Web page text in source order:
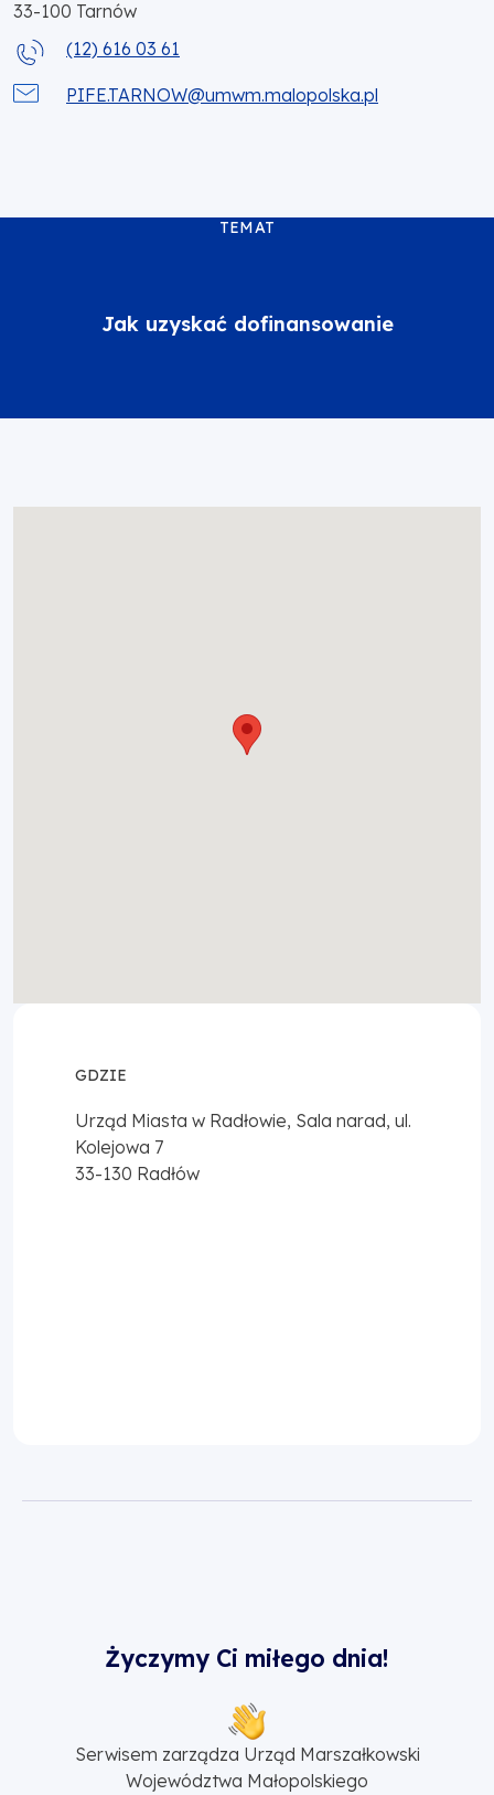
33-100 Tarnów
(12) 616 03 61
PIFE.TARNOW@umwm.malopolska.pl
TEMAT
Jak uzyskać dofinansowanie
GDZIE
Urząd Miasta w Radłowie, Sala narad, ul.
Kolejowa 7
33-130 Radłów
Życzymy Ci miłego dnia!
Serwisem zarządza Urząd Marszałkowski
Województwa Małopolskiego